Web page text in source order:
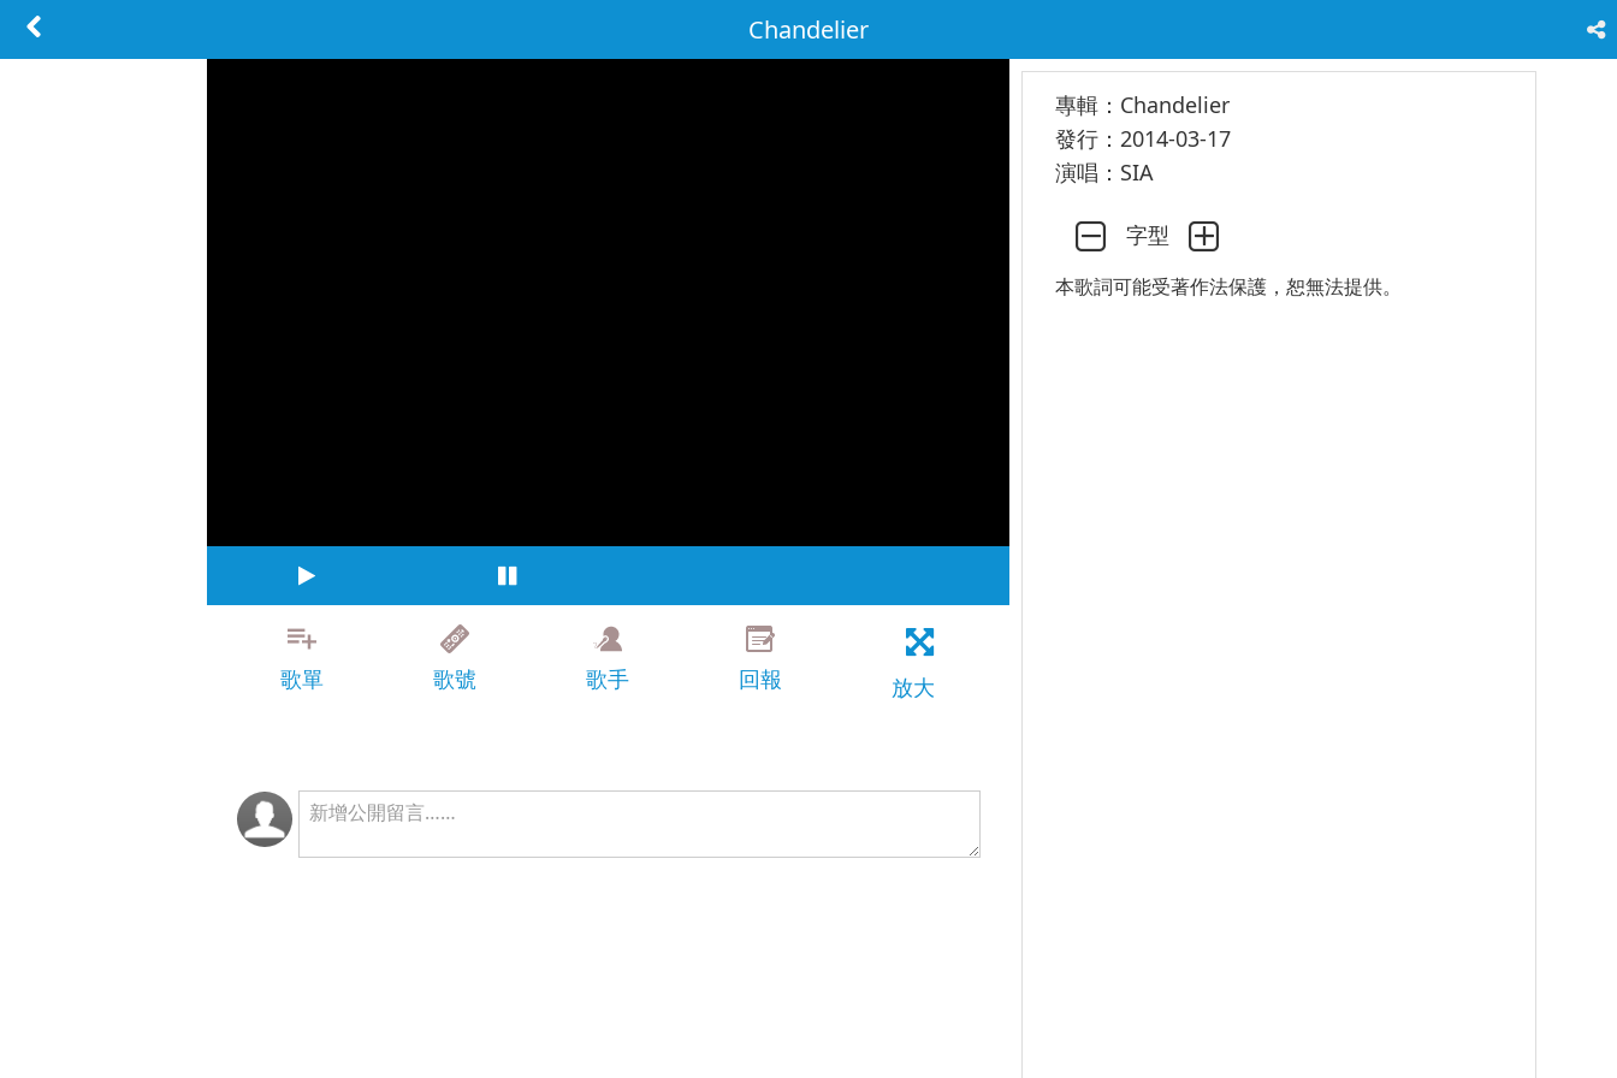
Chandelier
歌單 歌號 歌手 回報 放大
專輯：Chandelier
發行：2014-03-17
演唱：SIA
字型
本歌詞可能受著作法保護，恕無法提供。